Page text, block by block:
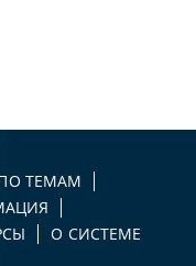
ТЕМАМ
О СИСТЕМЕ